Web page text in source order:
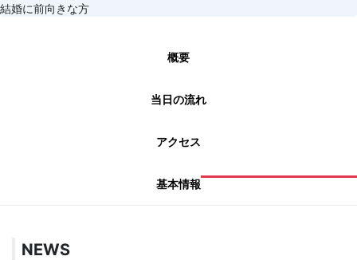
結婚に前向きな方
概要
当日の流れ
アクセス
基本情報
NEWS